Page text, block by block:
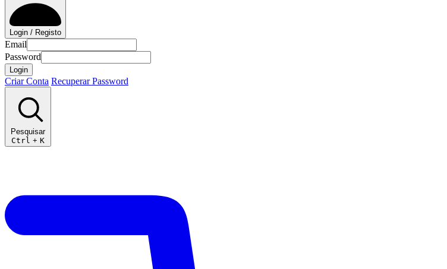
Login / Registo
Email
Password
Login
Criar Conta Recuperar Password
Pesquisar
Ctrl + K